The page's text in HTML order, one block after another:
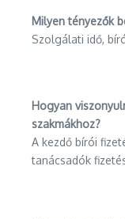
Milyen tényezők
Szolgálati idő,
Hogyan
szakmákhoz?
A kezdő bírói
tanácsadók